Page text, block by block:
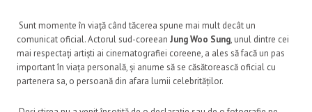
Sunt momente în viață când tăcerea spune mai mult decât un
comunicat oficial. Actorul sud-coreean Jung Woo Sung, unul dintre cei
mai respectați artiști ai cinematografiei coreene, a ales să facă un pas
important în viața personală, și anume să se căsătorească oficial cu
partenera sa, o persoană din afara lumii celebrităților.